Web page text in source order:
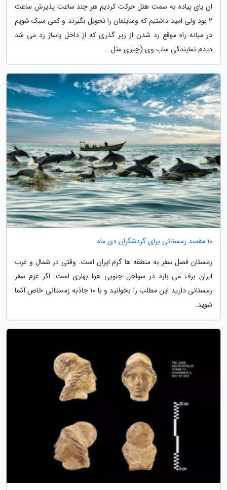
ان پای پیاده به سمت هتل حرکت کردیم هر چند ساعت پذیرش ساعت
2 بود ولی امید داشتیم که وسایلمان را تحویل بگیرند و کمی سبک شویم
در میانه راه موقع رد شدن از زیر گذری که از داخل پاساژ رد می شد
دیدم نمایندگی ساب وی (چیزی مثل...
10 مقصد زمستانی برای گردشگران دی ماه
زمستان فصل سفر به منطقه ها گرم ایران است. وقتی در شمال و غرب
ایران برف می بارد در سواحل جنوبی هوا بهاری است. اگر عزم سفر
زمستانی دارید این مطلب را بخوانید و با 10 جاذبه زمستانی خاص آشنا
شوید.